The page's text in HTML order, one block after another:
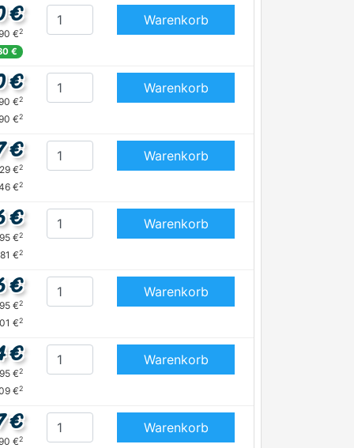
€
€2
€
Warenkorb
€
€2
€2
Warenkorb
€
€2
€2
Warenkorb
€
€2
€2
Warenkorb
€
€2
€2
Warenkorb
€
€2
€2
Warenkorb
€
€2
Warenkorb